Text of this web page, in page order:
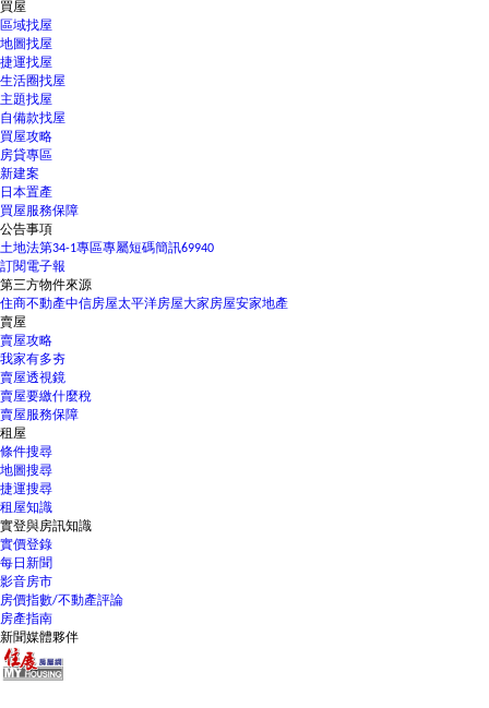
買屋
區域找屋
地圖找屋
捷運找屋
生活圈找屋
主題找屋
自備款找屋
買屋攻略
房貸專區
新建案
日本置產
買屋服務保障
公告事項
土地法第34-1專區專屬短碼簡訊69940
訂閱電子報
第三方物件來源
住商不動產中信房屋太平洋房屋大家房屋安家地產
賣屋
賣屋攻略
我家有多夯
賣屋透視鏡
賣屋要繳什麼稅
賣屋服務保障
租屋
條件搜尋
地圖搜尋
捷運搜尋
租屋知識
實登與房訊知識
實價登錄
每日新聞
影音房市
房價指數/不動產評論
房產指南
新聞媒體夥伴